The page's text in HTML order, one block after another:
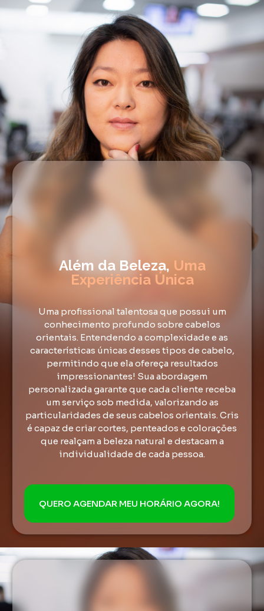
Além da Beleza, Uma
Experiência Única
Uma profissional talentosa que possui um
conhecimento profundo sobre cabelos
orientais. Entendendo a complexidade e as
características únicas desses tipos de cabelo,
permitindo que ela ofereça resultados
impressionantes! Sua abordagem
personalizada garante que cada cliente receba
um serviço sob medida, valorizando as
particularidades de seus cabelos orientais. Cris
é capaz de criar cortes, penteados e colorações
que realçam a beleza natural e destacam a
individualidade de cada pessoa.
QUERO AGENDAR MEU HORÁRIO AGORA!